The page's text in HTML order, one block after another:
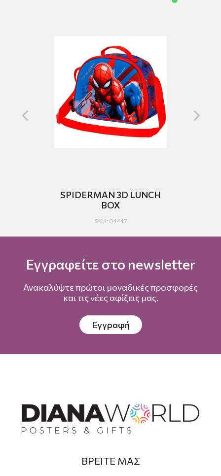
SPIDERMAN 3D LUNCH
BOX
SKU: 04447
Εγγραφείτε στο newsletter
Ανακαλύψτε πρώτοι μοναδικές προσφορές
και τις νέες αφίξεις μας.
Εγγραφή
ΒΡΕΙΤΕ ΜΑΣ